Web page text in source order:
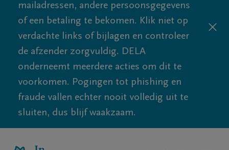
mailadressen, andere persoonsgegevens
of een betaling te bekomen. Klik niet op
verdachte links of bijlagen en controleer
de afzender zorgvuldig. DELA
onderneemt meerdere acties om dit te
voorkomen. Pogingen tot phishing en
fraude vallen echter nooit volledig uit te
sluiten, dus blijf waakzaam.